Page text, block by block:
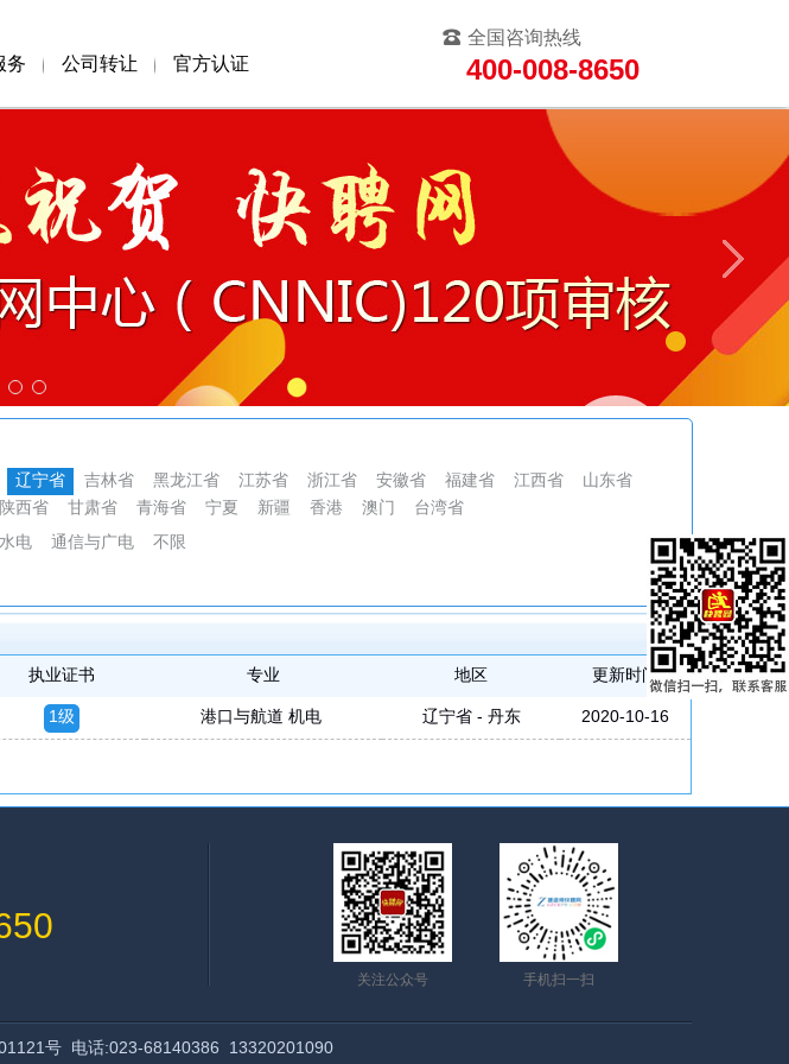
务 公司转让 官方认证
全国咨询热线
400-008-8650
辽宁省 吉林省 黑龙江省 江苏省 浙江省 安徽省 福建省 江西省
山东省
陕西省 甘肃省 青海省 宁夏 新疆 香港 澳门 台湾省
电 通信与广电 不限
执业证书 专业 地区 更新时间
1级 港口与航道 机电 辽宁省 - 丹东 2020-10-16
关注公众号 手机扫一扫
号 电话:023-68140386 13320201090